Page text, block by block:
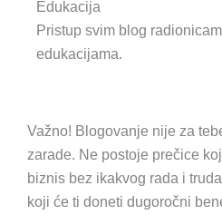
Edukacija
Pristup svim blog
edukacijama.
Važno! Blogovanje nije za
zarade. Ne postoje prečice
biznis bez ikakvog rada i
koji će ti doneti dugoročni